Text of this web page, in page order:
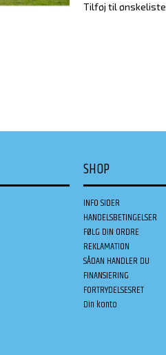
Tilføj til ønskeliste
SHOP
INFO SIDER
HANDELSBETINGELSER
FØLG DIN ORDRE
REKLAMATION
SÅDAN HANDLER DU
FINANSIERING
FORTRYDELSESRET
Din konto